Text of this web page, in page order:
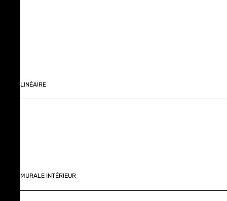
LINÉAIRE
MURALE INTÉRIEUR